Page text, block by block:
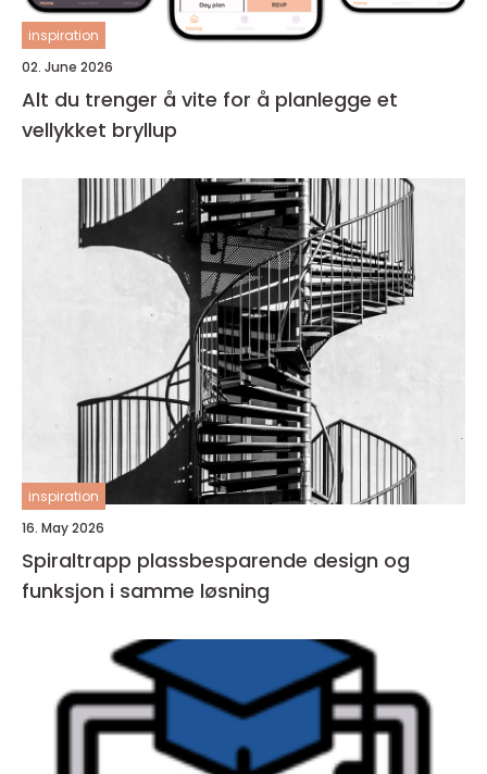
inspiration
02. June 2026
Alt du trenger å vite for å planlegge et
vellykket bryllup
inspiration
16. May 2026
Spiraltrapp plassbesparende design og
funksjon i samme løsning